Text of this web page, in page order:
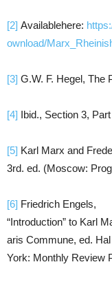
[2] Availablehere:
ownload/
[3] G.W. F. Hegel, The
[4] Ibid., Section 3,
[5] Karl Marx and
3rd. ed. (Moscow:
[6] Friedrich Engels,
“Introduction” to Karl
aris Commune, ed.
York: Monthly Review